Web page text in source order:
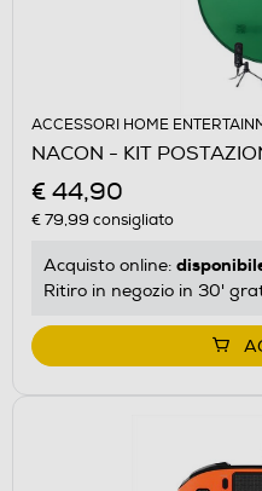
ACCESSORI HOME
NACON - KIT
€ 44,90
€ 79,99 consigliato
Acquisto online:
Ritiro in negozio in 30'